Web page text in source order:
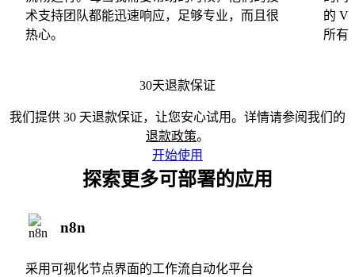
术支持团队都能迅速响应，足够专业，而且很
热心。
的
所有
30天退款保证
我们提供 30 天退款保证，让您安心试用。详情请参阅我们的
退款政策。
开始使用
探索更多可部署的应用
n8n
采用可视化节点界面的工作流自动化平台